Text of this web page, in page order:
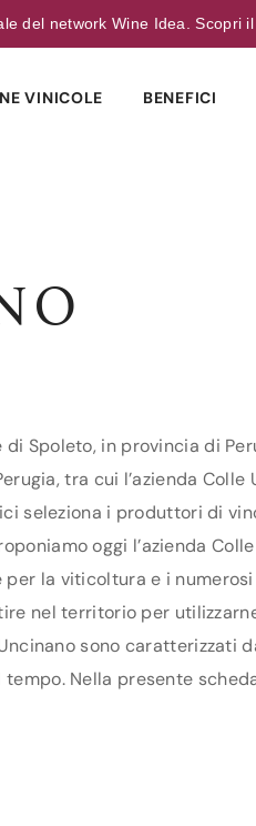
del network Wine Idea. Scopri
VINICOLE BENEFICI
Spoleto, in provincia di
tra cui l’azienda Colle
seleziona i produttori di
oggi l’azienda
la viticoltura e i
nel territorio per
sono
Nella presente